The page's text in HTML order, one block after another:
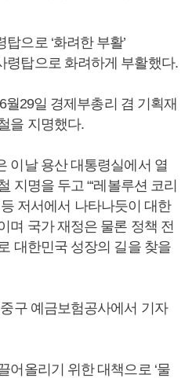
으로 ‘화려한 부활’
령탑으로 화려하게 부활했다.
월29일 경제부총리 겸 기획재
을 지명했다.
이날 용산 대통령실에서 열
지명을 두고 “‘레볼루션 코리
등 저서에서 나타나듯이 대한
며 국가 재정은 물론 정책 전
대한민국 성장의 길을 찾을
구 예금보험공사에서 기자
어올리기 위한 대책으로 ‘물